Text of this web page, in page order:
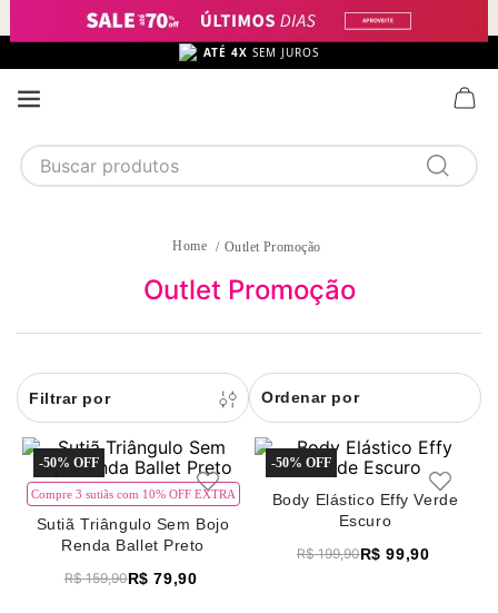
ATÉ 4X SEM JUROS
Buscar produtos
5
sutiã calcinha
algodão
7
pijama
8
renda
sutiã renda
Outlet Promoção
Outlet Promoção
Ordenar por
-50%
Compre 3 sutiãs com 10% OFF EXTRA
Sutiã Triângulo Sem Bojo
Renda Ballet Preto
R$ 159,90R$ 79,90
-50%
Body Elástico Effy Verde
Escuro
R$ 199,90R$ 99,90